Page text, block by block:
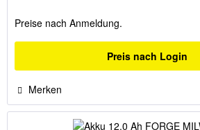
Preise nach Anmeldung.
Preis nach Login
Merken